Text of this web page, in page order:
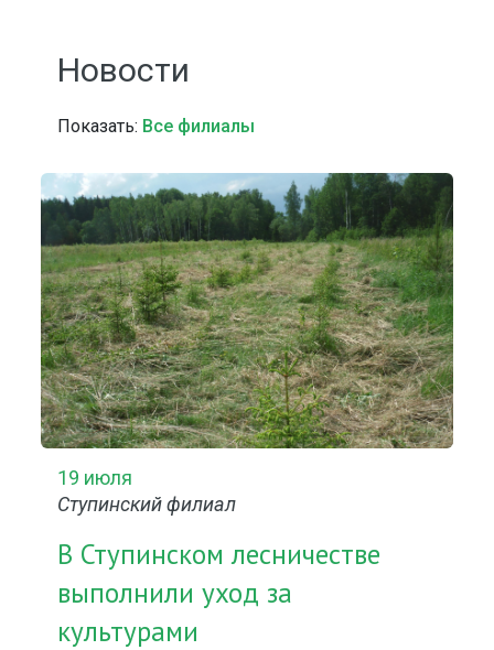
Новости
Показать: Все филиалы
19 июля
Ступинский филиал
В Ступинском лесничестве
выполнили уход за
культурами